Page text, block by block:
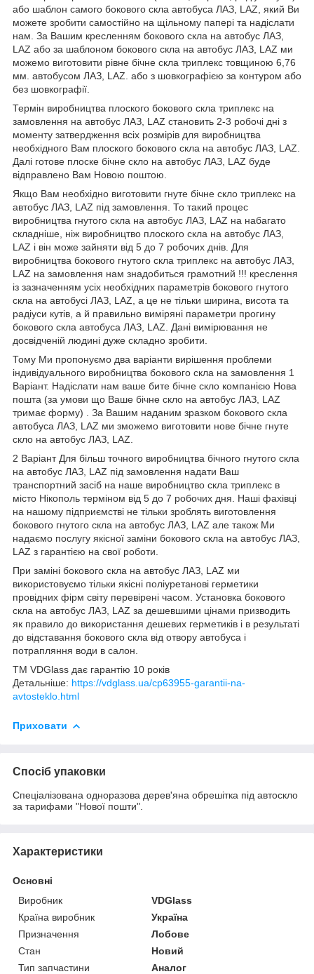
або шаблон самого бокового скла автобуса ЛАЗ, LAZ, який Ви
можете зробити самостійно на щільному папері та надіслати
нам. За Вашим кресленням бокового скла на автобус ЛАЗ,
LAZ або за шаблоном бокового скла на автобус ЛАЗ, LAZ ми
можемо виготовити рівне бічне скла триплекс товщиною 6,76
мм. автобусом ЛАЗ, LAZ. або з шовкографією за контуром або
без шовкографії.
Термін виробництва плоского бокового скла триплекс на
замовлення на автобус ЛАЗ, LAZ становить 2-3 робочі дні з
моменту затвердження всіх розмірів для виробництва
необхідного Вам плоского бокового скла на автобус ЛАЗ, LAZ.
Далі готове плоске бічне скло на автобус ЛАЗ, LAZ буде
відправлено Вам Новою поштою.
Якщо Вам необхідно виготовити гнуте бічне скло триплекс на
автобус ЛАЗ, LAZ під замовлення. То такий процес
виробництва гнутого скла на автобус ЛАЗ, LAZ на набагато
складніше, ніж виробництво плоского скла на автобус ЛАЗ,
LAZ і він може зайняти від 5 до 7 робочих днів. Для
виробництва бокового гнутого скла триплекс на автобус ЛАЗ,
LAZ на замовлення нам знадобиться грамотний !!! креслення
із зазначенням усіх необхідних параметрів бокового гнутого
скла на автобусі ЛАЗ, LAZ, а це не тільки ширина, висота та
радіуси кутів, а й правильно виміряні параметри прогину
бокового скла автобуса ЛАЗ, LAZ. Дані вимірювання не
досвідченій людині дуже складно зробити.
Тому Ми пропонуємо два варіанти вирішення проблеми
індивідуального виробництва бокового скла на замовлення 1
Варіант. Надіслати нам ваше бите бічне скло компанією Нова
пошта (за умови що Ваше бічне скло на автобус ЛАЗ, LAZ
тримає форму) . За Вашим наданим зразком бокового скла
автобуса ЛАЗ, LAZ ми зможемо виготовити нове бічне гнуте
скло на автобус ЛАЗ, LAZ.
2 Варіант Для більш точного виробництва бічного гнутого скла
на автобус ЛАЗ, LAZ під замовлення надати Ваш
транспортний засіб на наше виробництво скла триплекс в
місто Нікополь терміном від 5 до 7 робочих дня. Наші фахівці
на нашому підприємстві не тільки зроблять виготовлення
бокового гнутого скла на автобус ЛАЗ, LAZ але також Ми
надаємо послугу якісної заміни бокового скла на автобус ЛАЗ,
LAZ з гарантією на свої роботи.
При заміні бокового скла на автобус ЛАЗ, LAZ ми
використовуємо тільки якісні поліуретанові герметики
провідних фірм світу перевірені часом. Установка бокового
скла на автобус ЛАЗ, LAZ за дешевшими цінами призводить
як правило до використання дешевих герметиків і в результаті
до відставання бокового скла від отвору автобуса і
потрапляння води в салон.
TM VDGlass дає гарантію 10 років
Детальніше: https://vdglass.ua/cp63955-garantii-na-
avtosteklo.html
Приховати
Спосіб упаковки
Спеціалізована одноразова дерев'яна обрешітка під автоскло
за тарифами "Нової пошти".
Характеристики
Основні
Виробник
VDGlass
Країна виробник
Україна
Призначення
Лобове
Стан
Новий
Тип запчастини
Аналог